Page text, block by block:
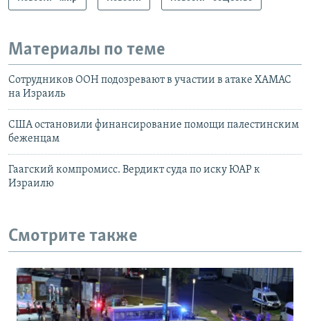
Материалы по теме
Сотрудников ООН подозревают в участии в атаке ХАМАС
на Израиль
США остановили финансирование помощи палестинским
беженцам
Гаагский компромисс. Вердикт суда по иску ЮАР к
Израилю
Смотрите также